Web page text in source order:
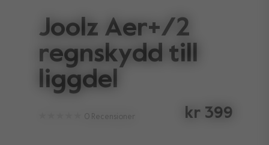
Joolz Aer+/2
regnskydd till
liggdel
0 Recensioner kr 399